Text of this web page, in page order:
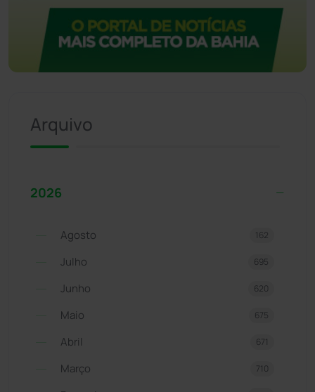
Arquivo
2026
Agosto 162
Julho 695
Junho 620
Maio 675
Abril 671
Março 710